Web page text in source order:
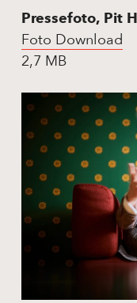
Pressefoto, Pit
Foto Download
2,7 MB